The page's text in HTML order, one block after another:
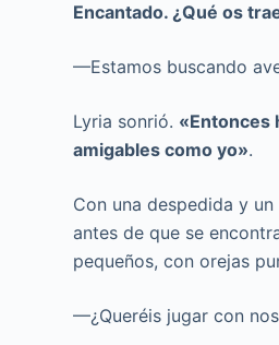
Encantado. ¿Qué os
—Estamos buscando
Lyria sonrió. «Entonces
amigables como yo».
Con una despedida y
antes de que se
pequeños, con orejas
—¿Queréis jugar con